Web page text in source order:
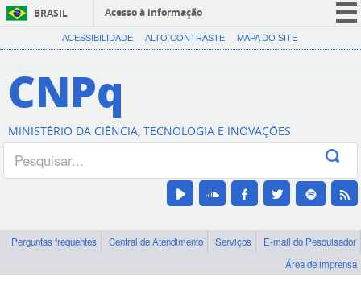
BRASIL
Acesso à informação
CORONAVÍRUS (COVID-19)
Canais
ACESSIBILIDADE ALTO CONTRASTE MAPA DO SITE
CNPq
MINISTÉRIO DA CIÊNCIA, TECNOLOGIA E INOVAÇÕES
Perguntas frequentes Central de Atendimento Serviços
E-mail do Pesquisador
Área de imprensa